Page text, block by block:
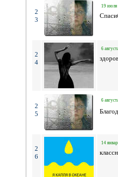
2
3
19 июля
2
4
6
2
5
6
2
6
14